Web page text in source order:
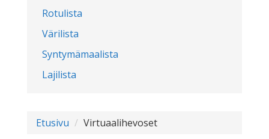
Rotulista
Värilista
Syntymämaalista
Lajilista
Etusivu Virtuaalihevoset